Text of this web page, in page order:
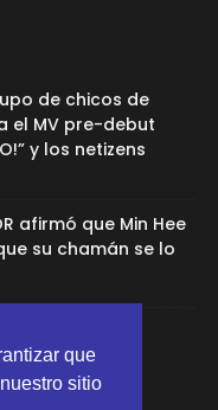
que
sitio
de chicos de
el MV pre-debut
y los netizens
afirmó que Min Hee
su chamán se lo